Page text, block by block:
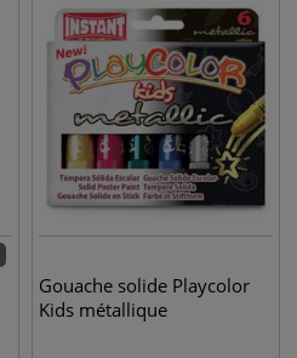
Gouache solide Playcolor
Kids métallique